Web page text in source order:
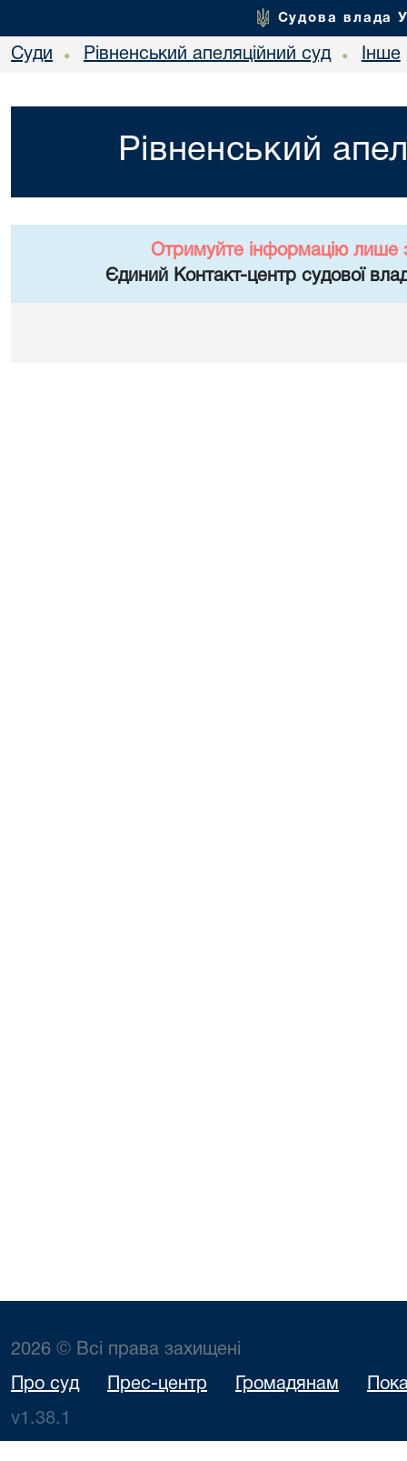
Судова влада
Суди • Рівненський апеляційний суд • Інше
Рівненський
Отримуйте інформацію лише
Єдиний Контакт-центр судової
2026 © Всі права захищені
Про суд Прес-центр Громадянам
v1.38.1